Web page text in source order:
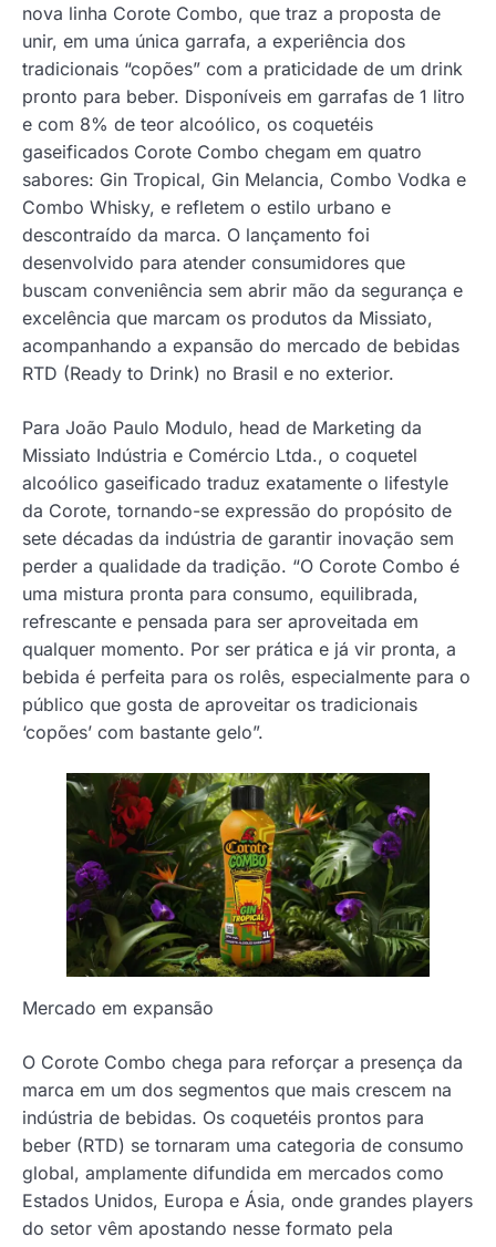
nova linha Corote Combo, que traz a proposta de
unir, em uma única garrafa, a experiência dos
tradicionais “copões” com a praticidade de um drink
pronto para beber. Disponíveis em garrafas de 1 litro
e com 8% de teor alcoólico, os coquetéis
gaseificados Corote Combo chegam em quatro
sabores: Gin Tropical, Gin Melancia, Combo Vodka e
Combo Whisky, e refletem o estilo urbano e
descontraído da marca. O lançamento foi
desenvolvido para atender consumidores que
buscam conveniência sem abrir mão da segurança e
excelência que marcam os produtos da Missiato,
acompanhando a expansão do mercado de bebidas
RTD (Ready to Drink) no Brasil e no exterior.
Para João Paulo Modulo, head de Marketing da
Missiato Indústria e Comércio Ltda., o coquetel
alcoólico gaseificado traduz exatamente o lifestyle
da Corote, tornando-se expressão do propósito de
sete décadas da indústria de garantir inovação sem
perder a qualidade da tradição. “O Corote Combo é
uma mistura pronta para consumo, equilibrada,
refrescante e pensada para ser aproveitada em
qualquer momento. Por ser prática e já vir pronta, a
bebida é perfeita para os rolês, especialmente para o
público que gosta de aproveitar os tradicionais
‘copões’ com bastante gelo”.
Mercado em expansão
O Corote Combo chega para reforçar a presença da
marca em um dos segmentos que mais crescem na
indústria de bebidas. Os coquetéis prontos para
beber (RTD) se tornaram uma categoria de consumo
global, amplamente difundida em mercados como
Estados Unidos, Europa e Ásia, onde grandes players
do setor vêm apostando nesse formato pela